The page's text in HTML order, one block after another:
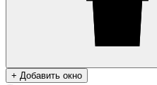
+ Добавить окно